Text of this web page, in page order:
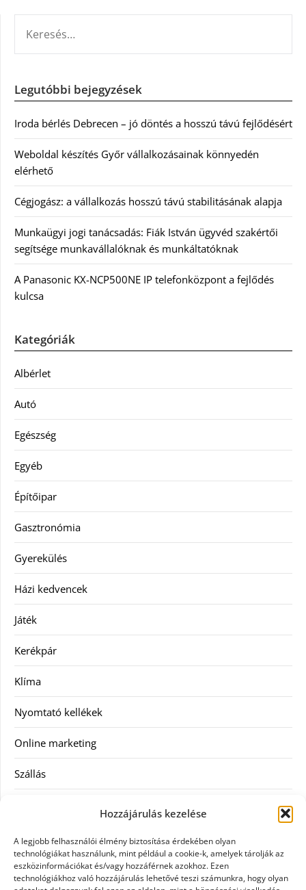
Hozzájárulás kezelése
A legjobb felhasználói élmény biztosítása érdekében olyan
technológiákat használunk, mint például a cookie-k, amelyek tárolják az
eszközinformációkat és/vagy hozzáférnek azokhoz. Ezen
technológiákhoz való hozzájárulás lehetővé teszi számunkra, hogy olyan
Legutóbbi bejegyzések
Iroda bérlés Debrecen – jó döntés a hosszú távú fejlődésért
Weboldal készítés Győr vállalkozásainak könnyedén
elérhető
Cégjogász: a vállalkozás hosszú távú stabilitásának alapja
Munkaügyi jogi tanácsadás: Fiák István ügyvéd szakértői
segítsége munkavállalóknak és munkáltatóknak
A Panasonic KX-NCP500NE IP telefonközpont a fejlődés
kulcsa
Kategóriák
Albérlet
Autó
Egészség
Egyéb
Építőipar
Gasztronómia
Gyerekülés
Házi kedvencek
Játék
Kerékpár
Klíma
Nyomtató kellékek
Online marketing
Szállás
Szellőztető
Szolgáltatás